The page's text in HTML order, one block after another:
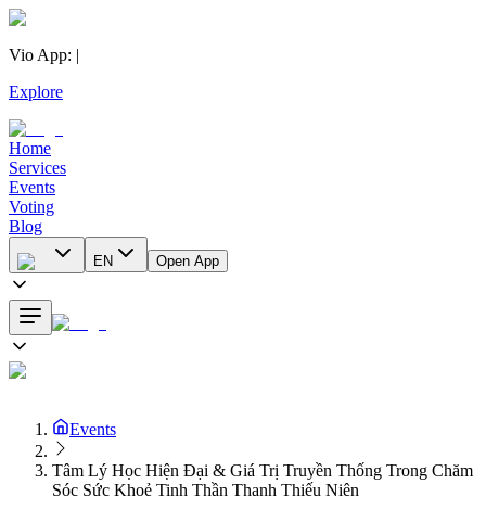
Vio App: |
Explore
Home
Services
Events
Voting
Blog
EN Open App
Events
Tâm Lý Học Hiện Đại & Giá Trị Truyền Thống Trong Chăm
Sóc Sức Khoẻ Tinh Thần Thanh Thiếu Niên